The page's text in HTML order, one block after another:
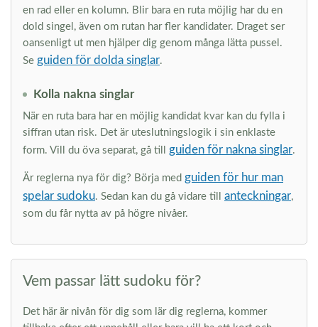
en rad eller en kolumn. Blir bara en ruta möjlig har du en
dold singel, även om rutan har fler kandidater. Draget ser
oansenligt ut men hjälper dig genom många lätta pussel.
Se guiden för dolda singlar.
Kolla nakna singlar
När en ruta bara har en möjlig kandidat kvar kan du fylla i
siffran utan risk. Det är uteslutningslogik i sin enklaste
form. Vill du öva separat, gå till guiden för nakna singlar.
Är reglerna nya för dig? Börja med guiden för hur man
spelar sudoku. Sedan kan du gå vidare till anteckningar,
som du får nytta av på högre nivåer.
Vem passar lätt sudoku för?
Det här är nivån för dig som lär dig reglerna, kommer